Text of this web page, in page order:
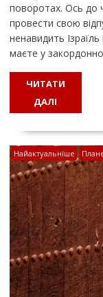
поворотах. Ось до
провести свою
ненавидить
маєте у
ЧИТАТИ
ДАЛІ
Найактуальніше